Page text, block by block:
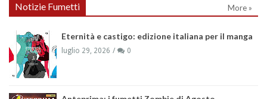
Notizie Fumetti More »
Eternità e castigo: edizione italiana per il manga
luglio 29, 2026 0